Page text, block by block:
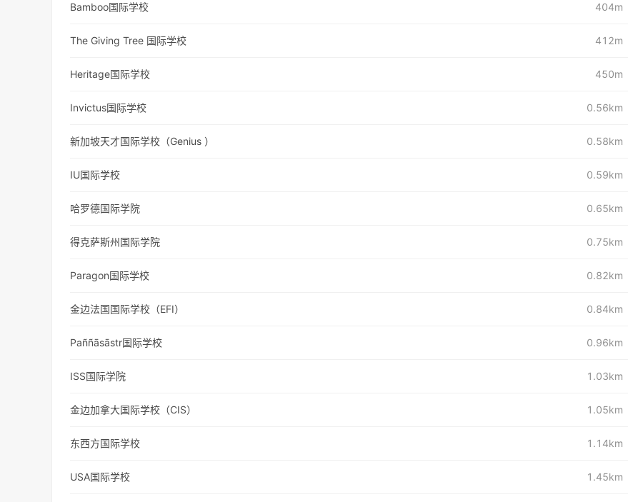
Bamboo国际学校 404m
The Giving Tree 国际学校 412m
Heritage国际学校 450m
Invictus国际学校 0.56km
新加坡天才国际学校（Genius ） 0.58km
IU国际学校 0.59km
哈罗德国际学院 0.65km
得克萨斯州国际学院 0.75km
Paragon国际学校 0.82km
金边法国国际学校（EFI） 0.84km
Paññāsāstr国际学校 0.96km
ISS国际学院 1.03km
金边加拿大国际学校（CIS） 1.05km
东西方国际学校 1.14km
USA国际学校 1.45km